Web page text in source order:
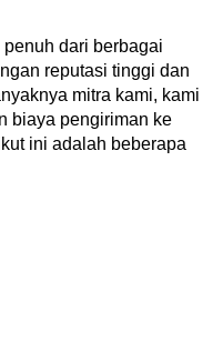
dari berbagai
reputasi tinggi dan
mitra kami, kami
biaya pengiriman ke
ini adalah beberapa